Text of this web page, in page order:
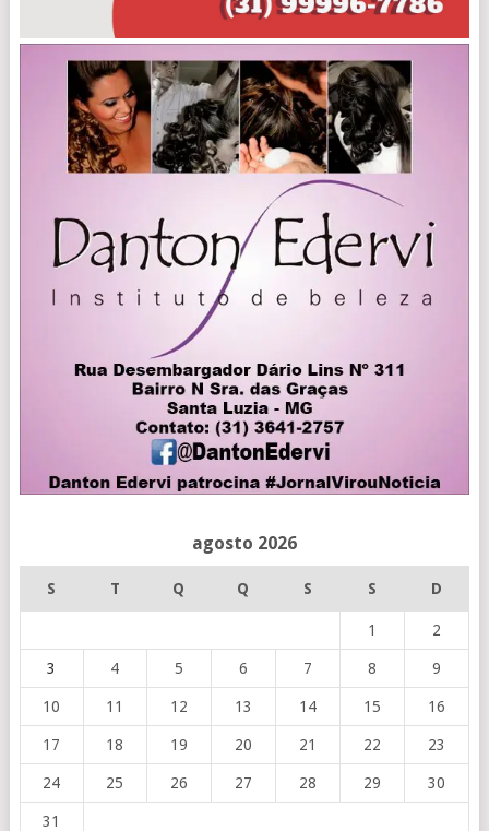
agosto 2026
S T Q Q S S D
1 2
3 4 5 6 7 8 9
10 11 12 13 14 15 16
17 18 19 20 21 22 23
24 25 26 27 28 29 30
31